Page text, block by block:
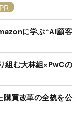
に学ぶ“AI顧客
組む大林組×PwCの
買改革の全貌を公